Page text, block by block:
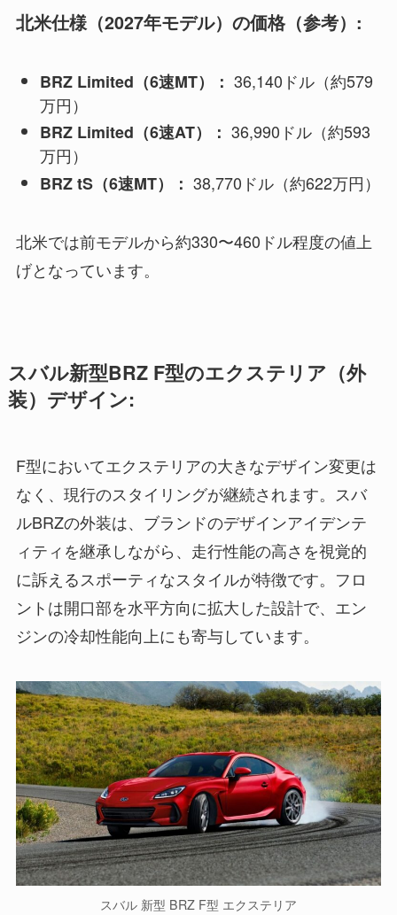
北米仕様（2027年モデル）の価格（参考）:
BRZ Limited（6速MT）： 36,140ドル（約579
万円）
BRZ Limited（6速AT）： 36,990ドル（約593
万円）
BRZ tS（6速MT）： 38,770ドル（約622万円）
北米では前モデルから約330〜460ドル程度の値上
げとなっています。
スバル新型BRZ F型のエクステリア（外
装）デザイン:
F型においてエクステリアの大きなデザイン変更は
なく、現行のスタイリングが継続されます。スバ
ルBRZの外装は、ブランドのデザインアイデンテ
ィティを継承しながら、走行性能の高さを視覚的
に訴えるスポーティなスタイルが特徴です。フロ
ントは開口部を水平方向に拡大した設計で、エン
ジンの冷却性能向上にも寄与しています。
スバル 新型 BRZ F型 エクステリア